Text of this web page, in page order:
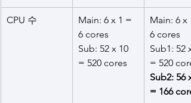
CPU 수
Main: 6 x 1 =
6 cores
Sub: 52 x 10
= 520 cores
Main: 6 x
6 cores
Sub1: 52
= 520
Sub2: 56
= 166